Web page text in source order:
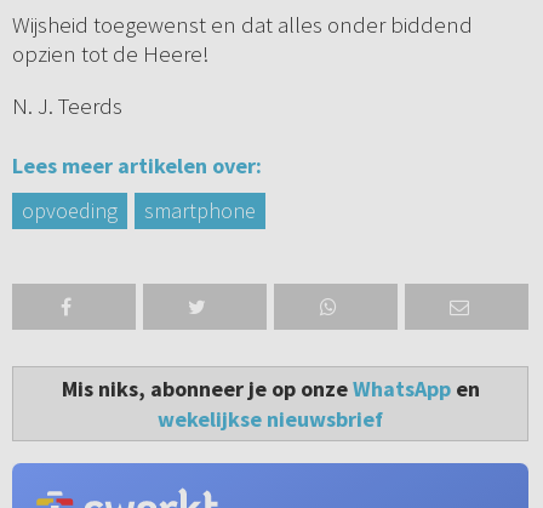
Wijsheid toegewenst en dat alles onder biddend
opzien tot de Heere!
N. J. Teerds
Lees meer artikelen over:
opvoeding
smartphone
Mis niks, abonneer je op onzeWhatsAppen
wekelijkse nieuwsbrief